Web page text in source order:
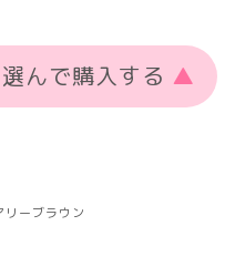
んで購入する ▲
リーブラウン